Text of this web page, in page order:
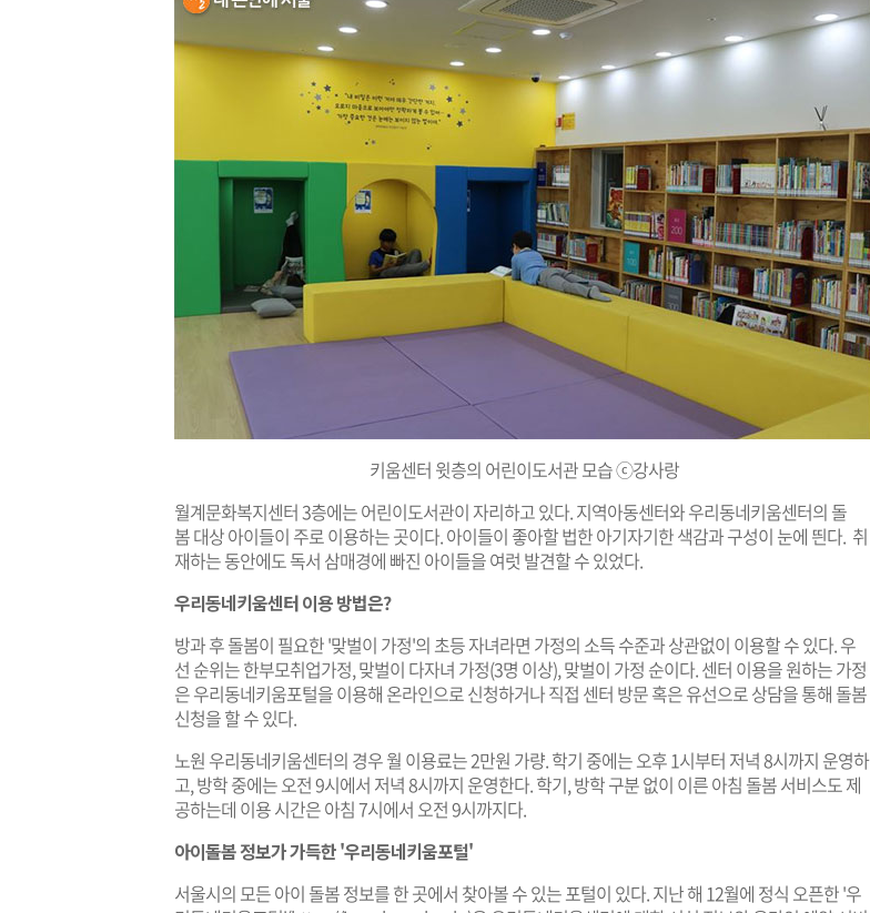
키움센터 윗층의 어린이도서관 모습 ⓒ강사랑
월계문화복지센터 3층에는 어린이도서관이 자리하고 있다. 지역아동센터와 우리동네키움센터의 돌
봄 대상 아이들이 주로 이용하는 곳이다. 아이들이 좋아할 법한 아기자기한 색감과 구성이 눈에 띈다. 취
재하는 동안에도 독서 삼매경에 빠진 아이들을 여럿 발견할 수 있었다.
우리동네키움센터이용 방법은?
방과 후 돌봄이 필요한 '맞벌이 가정'의 초등 자녀라면 가정의 소득 수준과 상관없이 이용할 수 있다. 우
선 순위는 한부모취업가정, 맞벌이 다자녀 가정(3명 이상), 맞벌이 가정 순이다. 센터 이용을 원하는 가정
은 우리동네키움포털을 이용해 온라인으로 신청하거나 직접 센터 방문 혹은 유선으로 상담을 통해 돌봄
신청을 할 수 있다.
노원 우리동네키움센터의 경우 월 이용료는 2만원 가량. 학기 중에는 오후 1시부터 저녁 8시까지 운영하
고, 방학 중에는 오전 9시에서 저녁 8시까지 운영한다. 학기, 방학 구분 없이 이른 아침 돌봄 서비스도 제
공하는데 이용 시간은 아침 7시에서 오전 9시까지다.
아이돌봄 정보가 가득한 '우리동네키움포털'
서울시의 모든 아이 돌봄 정보를 한 곳에서 찾아볼 수 있는 포털이 있다. 지난 해 12월에 정식 오픈한 '우